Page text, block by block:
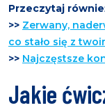
Przeczytaj
>> Zerwany,
co stało się z
>> Najczęstsze
Jakie